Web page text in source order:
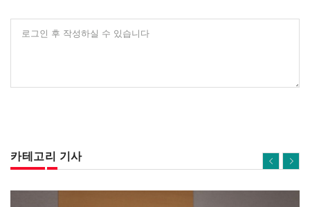
로그인 후 작성하실 수 있습니다
카테고리 기사